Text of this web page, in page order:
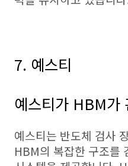
7. 예스티
예스티가 HBM가
예스티는 반도체 검사
HBM의 복잡한 구조를